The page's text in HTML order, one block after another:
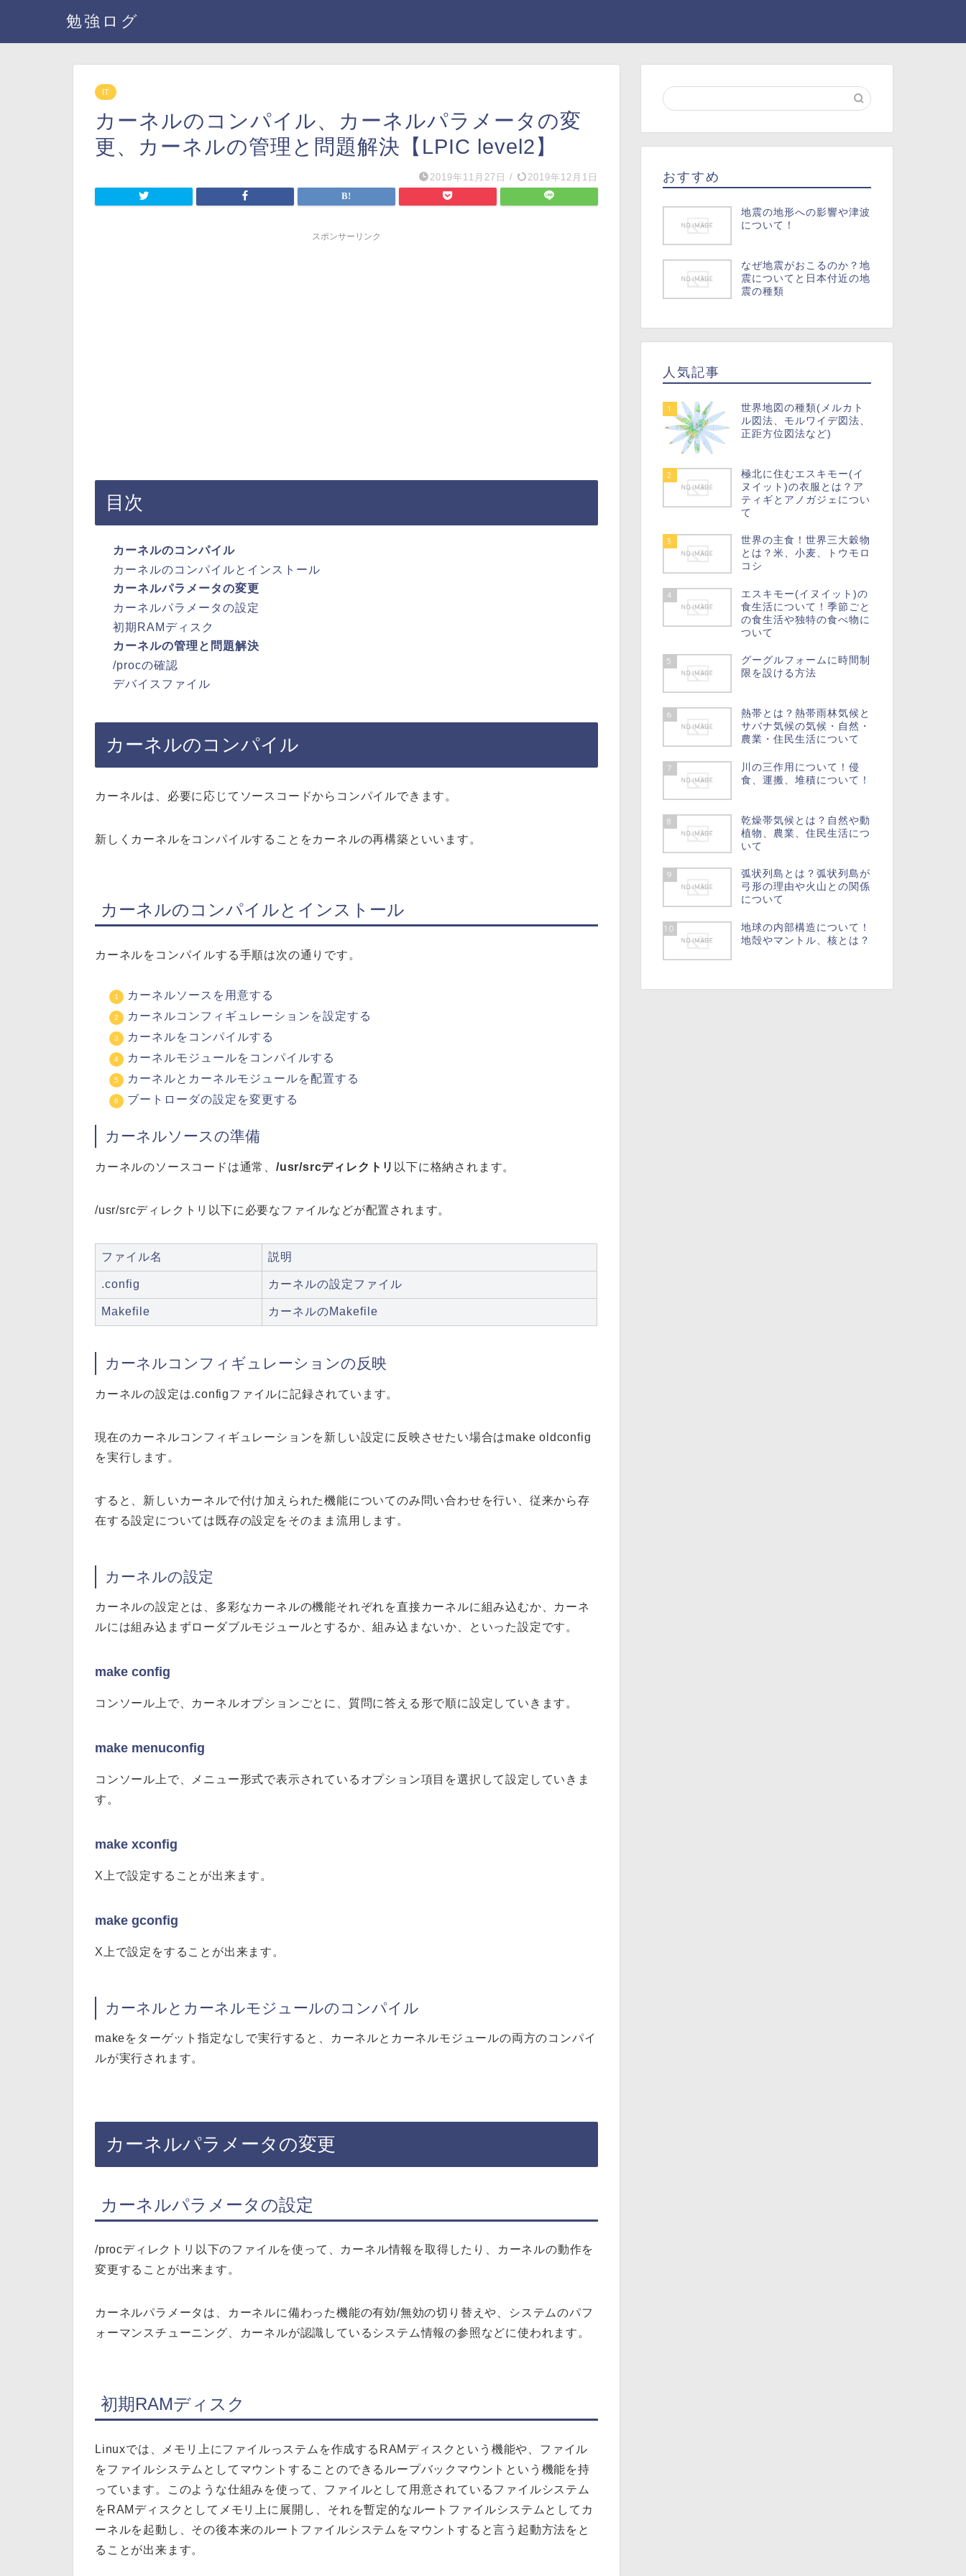
勉強ログ
IT
カーネルのコンパイル、カーネルパラメータの変
更、カーネルの管理と問題解決【LPIC level2】
2019年11月27日 / 2019年12月1日
スポンサーリンク
目次
カーネルのコンパイル
カーネルのコンパイルとインストール
カーネルパラメータの変更
カーネルパラメータの設定
初期RAMディスク
カーネルの管理と問題解決
/procの確認
デバイスファイル
カーネルのコンパイル
カーネルは、必要に応じてソースコードからコンパイルできます。
新しくカーネルをコンパイルすることをカーネルの再構築といいます。
カーネルのコンパイルとインストール
カーネルをコンパイルする手順は次の通りです。
カーネルソースを用意する
カーネルコンフィギュレーションを設定する
カーネルをコンパイルする
カーネルモジュールをコンパイルする
カーネルとカーネルモジュールを配置する
ブートローダの設定を変更する
カーネルソースの準備
カーネルのソースコードは通常、 /usr/srcディレクトリ 以下に格納されます。
/usr/srcディレクトリ以下に必要なファイルなどが配置されます。
ファイル名 説明
.config カーネルの設定ファイル
Makefile カーネルのMakefile
カーネルコンフィギュレーションの反映
カーネルの設定は.configファイルに記録されています。
現在のカーネルコンフィギュレーションを新しい設定に反映させたい場合はmake oldconfig
を実行します。
すると、新しいカーネルで付け加えられた機能についてのみ問い合わせを行い、従来から存
在する設定については既存の設定をそのまま流用します。
カーネルの設定
カーネルの設定とは、多彩なカーネルの機能それぞれを直接カーネルに組み込むか、カーネ
ルには組み込まずローダブルモジュールとするか、組み込まないか、といった設定です。
make config
コンソール上で、カーネルオプションごとに、質問に答える形で順に設定していきます。
make menuconfig
コンソール上で、メニュー形式で表示されているオプション項目を選択して設定していきま
す。
make xconfig
X上で設定することが出来ます。
make gconfig
X上で設定をすることが出来ます。
カーネルとカーネルモジュールのコンパイル
makeをターゲット指定なしで実行すると、カーネルとカーネルモジュールの両方のコンパイ
ルが実行されます。
カーネルパラメータの変更
カーネルパラメータの設定
/procディレクトリ以下のファイルを使って、カーネル情報を取得したり、カーネルの動作を
変更することが出来ます。
カーネルパラメータは、カーネルに備わった機能の有効/無効の切り替えや、システムのパフ
ォーマンスチューニング、カーネルが認識しているシステム情報の参照などに使われます。
初期RAMディスク
Linuxでは、メモリ上にファイルっステムを作成するRAMディスクという機能や、ファイル
をファイルシステムとしてマウントすることのできるループバックマウントという機能を持
っています。このような仕組みを使って、ファイルとして用意されているファイルシステム
をRAMディスクとしてメモリ上に展開し、それを暫定的なルートファイルシステムとしてカ
ーネルを起動し、その後本来のルートファイルシステムをマウントすると言う起動方法をと
ることが出来ます。
おすすめ
地震の地形への影響や津波
について！
なぜ地震がおこるのか？地
震についてと日本付近の地
震の種類
人気記事
1
世界地図の種類(メルカト
ル図法、モルワイデ図法、
正距方位図法など)
2
極北に住むエスキモー(イ
ヌイット)の衣服とは？ア
ティギとアノガジェについ
て
3
世界の主食！世界三大穀物
とは？米、小麦、トウモロ
コシ
4
エスキモー(イヌイット)の
食生活について！季節ごと
の食生活や独特の食べ物に
ついて
5
グーグルフォームに時間制
限を設ける方法
6
熱帯とは？熱帯雨林気候と
サバナ気候の気候・自然・
農業・住民生活について
7
川の三作用について！侵
食、運搬、堆積について！
8
乾燥帯気候とは？自然や動
植物、農業、住民生活につ
いて
9
弧状列島とは？弧状列島が
弓形の理由や火山との関係
について
10
地球の内部構造について！
地殻やマントル、核とは？